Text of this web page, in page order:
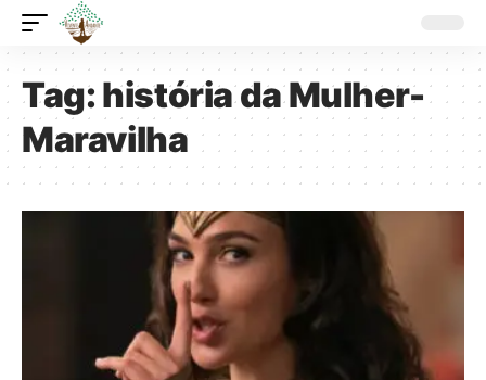
Tag:história da Mulher-
Maravilha